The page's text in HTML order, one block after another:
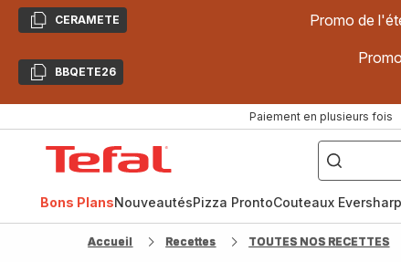
CopierCERAMETE Promo de
CopierBBQETE26
Paiement en plusieurs fois
["Poêles
inox,
Cake
Factory,
Bons PlansNouveautésPizza ProntoCouteaux Eversharp
Accueil Recettes TOUTES NOS RECETTES